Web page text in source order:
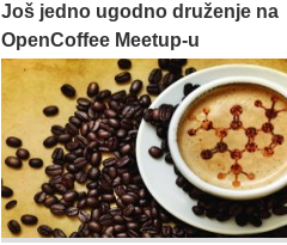
Još jedno ugodno druženje na
OpenCoffee Meetup-u